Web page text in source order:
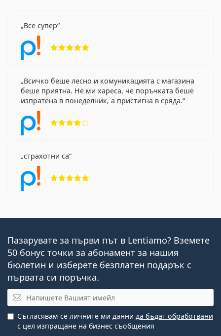
Все супер
Всичко беше лесно и комуникацията с магазина
беше приятна. Не ми хареса, че поръчката беше
изпратена в понеделник, а пристигна в сряда.
страхотни са
Пазарувате за първи път в Lentiamo? Вземете
50 бонус точки за абонамент за нашия
бюлетин и изберете безплатен подарък с
първата си поръчка.
Имейл
Съгласявам се личните ми данни да бъдат обработвани
с цел изпращане на бизнес съобщения